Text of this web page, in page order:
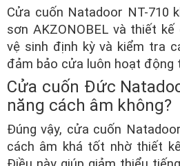
Cửa cuốn Natadoor NT-710
sơn AKZONOBEL và thiết
vệ sinh định kỳ và kiểm tra
đảm bảo cửa luôn hoạt động
Cửa cuốn Đức
năng cách âm không?
Đúng vậy, cửa cuốn
cách âm khá tốt nhờ thiết